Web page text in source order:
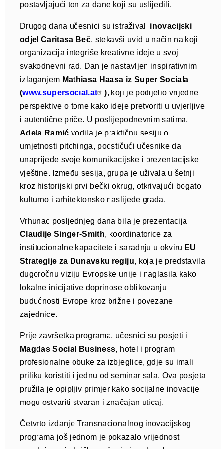
postavljajući ton za dane koji su uslijedili.
Drugog dana učesnici su istraživali inovacijski
odjel Caritasa Beč, stekavši uvid u način na koji
organizacija integriše kreativne ideje u svoj
svakodnevni rad. Dan je nastavljen inspirativnim
izlaganjem Mathiasa Haasa iz Super Sociala
(www.supersocial.at ), koji je podijelio vrijedne
perspektive o tome kako ideje pretvoriti u uvjerljive
i autentične priče. U poslijepodnevnim satima,
Adela Ramić vodila je praktičnu sesiju o
umjetnosti pitchinga, podstičući učesnike da
unaprijede svoje komunikacijske i prezentacijske
vještine. Između sesija, grupa je uživala u šetnji
kroz historijski prvi bečki okrug, otkrivajući bogato
kulturno i arhitektonsko naslijeđe grada.
Vrhunac posljednjeg dana bila je prezentacija
Claudije Singer-Smith, koordinatorice za
institucionalne kapacitete i saradnju u okviru EU
Strategije za Dunavsku regiju, koja je predstavila
dugoročnu viziju Evropske unije i naglasila kako
lokalne inicijative doprinose oblikovanju
budućnosti Evrope kroz brižne i povezane
zajednice.
Prije završetka programa, učesnici su posjetili
Magdas Social Business, hotel i program
profesionalne obuke za izbjeglice, gdje su imali
priliku koristiti i jednu od seminar sala. Ova posjeta
pružila je opipljiv primjer kako socijalne inovacije
mogu ostvariti stvaran i značajan uticaj.
Četvrto izdanje Transnacionalnog inovacijskog
programa još jednom je pokazalo vrijednost